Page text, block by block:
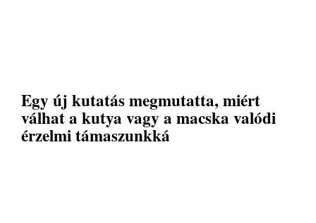
Egy új kutatás megmutatta, miért
válhat a kutya vagy a macska valódi
érzelmi támaszunkká